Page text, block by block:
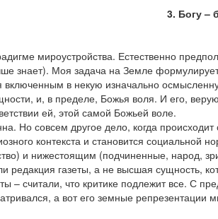
3. Богу –
мироустройства. Естественно
знает). Моя задача на Земле
в некую изначально
и, в пределе, Божья воля. И его,
ей, этой самой Божьей воле.
Но совсем другое дело, когда
контекста и становится
и нижестоящим (подчиненные, народ,
редакция газеты, а не высшая сущность,
– считали, что критике подлежит все. С
а вот его земные